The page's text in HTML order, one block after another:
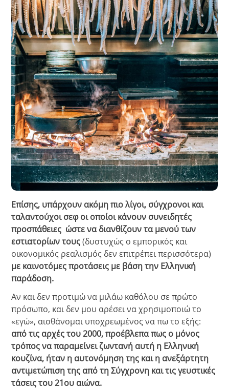
Επίσης, υπάρχουν ακόμη πιο λίγοι, σύγχρονοι και
ταλαντούχοι σεφ οι οποίοι κάνουν συνειδητές
προσπάθειες ώστε να διανθίζουν τα μενού των
εστιατορίων τους(δυστυχώς ο εμπορικός και
οικονομικός ρεαλισμός δεν επιτρέπει περισσότερα)
με καινοτόμες προτάσεις με βάση την Ελληνική
παράδοση.
Αν και δεν προτιμώ να μιλάω καθόλου σε πρώτο
πρόσωπο, και δεν μου αρέσει να χρησιμοποιώ το
«εγώ», αισθάνομαι υποχρεωμένος να πω το εξής:
από τις αρχές του 2000, προέβλεπα πως ο μόνος
τρόπος να παραμείνει ζωντανή αυτή η Ελληνική
κουζίνα, ήταν η αυτονόμηση της και η ανεξάρτητη
αντιμετώπιση της από τη Σύγχρονη και τις γευστικές
τάσεις του 21ου αιώνα.